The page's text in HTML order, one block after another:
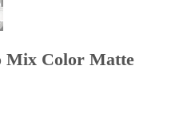
Mix Color Matte